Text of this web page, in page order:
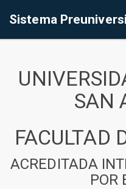
Sistema
SAN
FACULTAD
ACREDITADA
POR